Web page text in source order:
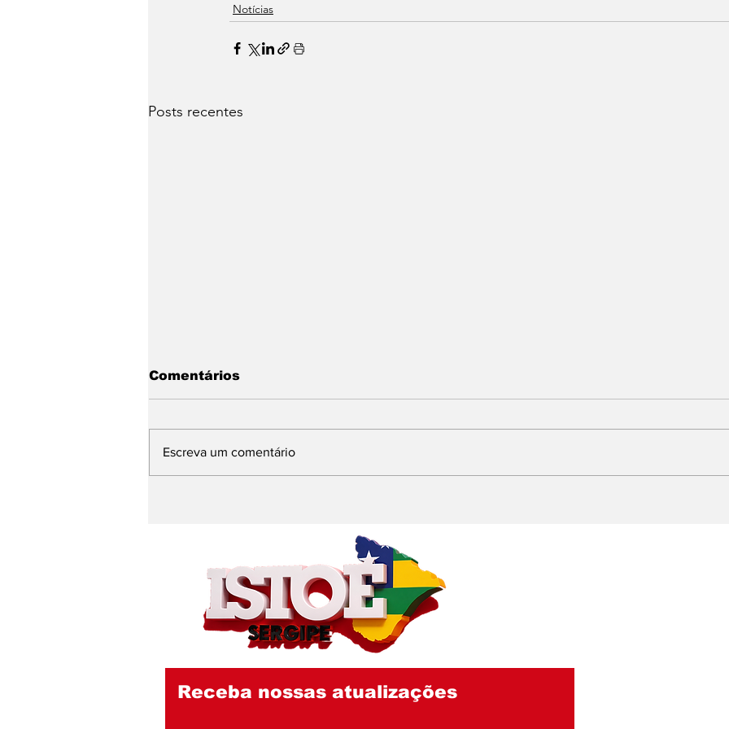
Notícias
Posts recentes
investigada pelo MPCE,
e seguem sem explicar
contrato de R$ 290
milhões no Nestor Piva
290 milhões envolve
entidade acusada de
fraude em licitações
Comentários
Escreva um comentário
Receba nossas atualizações